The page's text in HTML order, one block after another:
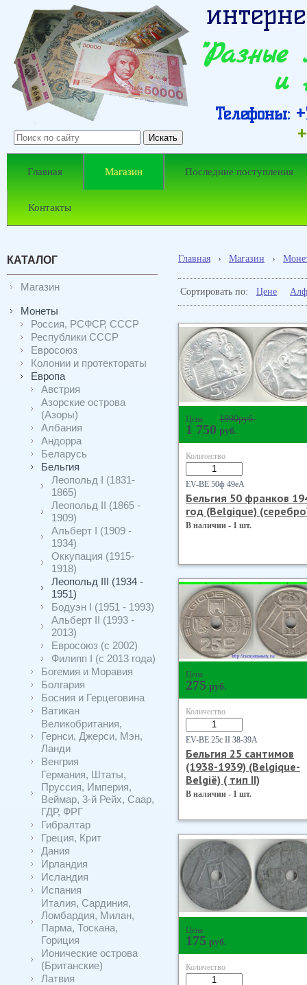
и
Телефоны:
Главная Магазин Последние поступления
Контакты
КАТАЛОГ
Магазин
Монеты
Россия, РСФСР, СССР
Республики СССР
Евросоюз
Колонии и протектораты
Европа
Австрия
Азорские острова
(Азоры)
Албания
Андорра
Беларусь
Бельгия
Леопольд I (1831-
1865)
Леопольд II (1865 -
1909)
Альберт I (1909 -
1934)
Оккупация (1915-
1918)
Леопольд III (1934 -
1951)
Бодуэн I (1951 - 1993)
Альберт II (1993 -
2013)
Евросоюз (с 2002)
Филипп I (с 2013 года)
Богемия и Моравия
Болгария
Босния и Герцеговина
Ватикан
Великобритания,
Гернси, Джерси, Мэн,
Ланди
Венгрия
Германия, Штаты,
Пруссия, Империя,
Веймар, 3-й Рейх, Саар,
ГДР, ФРГ
Гибралтар
Греция, Крит
Дания
Ирландия
Исландия
Испания
Италия, Сардиния,
Ломбардия, Милан,
Парма, Тоскана,
Гориция
Ионические острова
(Британские)
Латвия
Главная › Магазин ›
Сортировать по: Цене
Цена 1990руб.
1 750 руб.
Количество
EV-BE 50ф 49еА
Бельгия 50 франков
год (Belgique)
В наличии - 1 шт.
Цена
275 руб.
Количество
EV-BE 25с II 38-39А
Бельгия 25 сантимов
(1938-1939) (Belgique-
Belgiё) ( тип II)
В наличии - 1 шт.
Цена
175 руб.
Количество